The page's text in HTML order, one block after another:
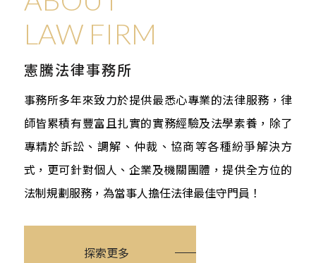
PROFESSIONAL
LAWYER
憲騰法律 竭誠為您
秉持專業法律知識與一貫的服務熱忱
LAW FIRM
憲騰法律事務所
事務所多年來致力於提供最悉心專業的法律服務，律
師皆累積有豐富且扎實的實務經驗及法學素養，除了
專精於訴訟、調解、仲裁、協商等各種紛爭解決方
式，更可針對個人、企業及機關團體，提供全方位的
法制規劃服務，為當事人擔任法律最佳守門員！
探索更多